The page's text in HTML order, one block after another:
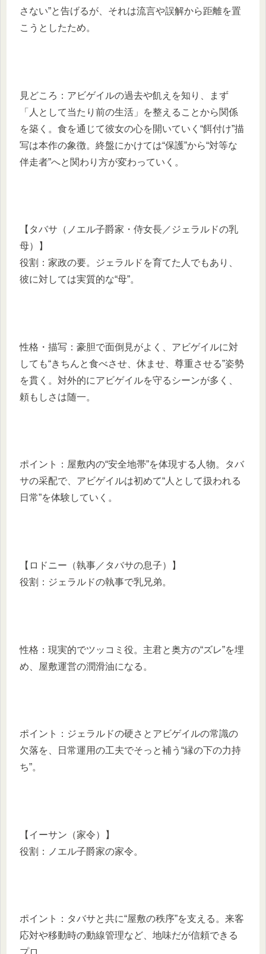
さない”と告げるが、それは流言や誤解から距離を置
こうとしたため。
見どころ：アビゲイルの過去や飢えを知り、まず
「人として当たり前の生活」を整えることから関係
を築く。食を通じて彼女の心を開いていく“餌付け”描
写は本作の象徴。終盤にかけては“保護”から“対等な
伴走者”へと関わり方が変わっていく。
【タバサ（ノエル子爵家・侍女長／ジェラルドの乳
母）】
役割：家政の要。ジェラルドを育てた人でもあり、
彼に対しては実質的な“母”。
性格・描写：豪胆で面倒見がよく、アビゲイルに対
しても“きちんと食べさせ、休ませ、尊重させる”姿勢
を貫く。対外的にアビゲイルを守るシーンが多く、
頼もしさは随一。
ポイント：屋敷内の“安全地帯”を体現する人物。タバ
サの采配で、アビゲイルは初めて“人として扱われる
日常”を体験していく。
【ロドニー（執事／タバサの息子）】
役割：ジェラルドの執事で乳兄弟。
性格：現実的でツッコミ役。主君と奥方の“ズレ”を埋
め、屋敷運営の潤滑油になる。
ポイント：ジェラルドの硬さとアビゲイルの常識の
欠落を、日常運用の工夫でそっと補う“縁の下の力持
ち”。
【イーサン（家令）】
役割：ノエル子爵家の家令。
ポイント：タバサと共に“屋敷の秩序”を支える。来客
応対や移動時の動線管理など、地味だが信頼できる